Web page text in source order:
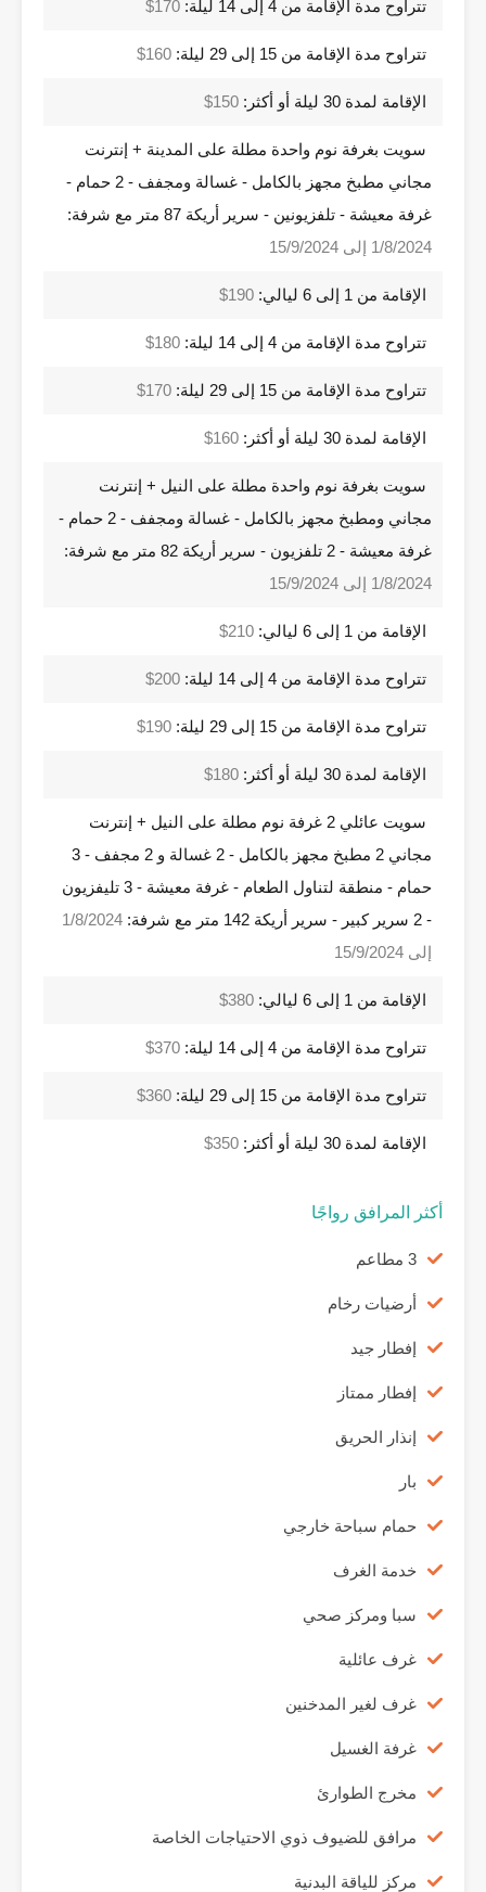
تتراوح مدة الإقامة من 4 إلى 14 ليلة: 170$
تتراوح مدة الإقامة من 15 إلى 29 ليلة: 160$
الإقامة لمدة 30 ليلة أو أكثر: 150$
سويت بغرفة نوم واحدة مطلة على المدينة + إنترنت
مجاني مطبخ مجهز بالكامل - غسالة ومجفف - 2 حمام -
غرفة معيشة - تلفزيونين - سرير أريكة 87 متر مع شرفة:
1/8/2024 إلى 15/9/2024
الإقامة من 1 إلى 6 ليالي: 190$
تتراوح مدة الإقامة من 4 إلى 14 ليلة: 180$
تتراوح مدة الإقامة من 15 إلى 29 ليلة: 170$
الإقامة لمدة 30 ليلة أو أكثر: 160$
سويت بغرفة نوم واحدة مطلة على النيل + إنترنت
مجاني ومطبخ مجهز بالكامل - غسالة ومجفف - 2 حمام -
غرفة معيشة - 2 تلفزيون - سرير أريكة 82 متر مع شرفة:
1/8/2024 إلى 15/9/2024
الإقامة من 1 إلى 6 ليالي: 210$
تتراوح مدة الإقامة من 4 إلى 14 ليلة: 200$
تتراوح مدة الإقامة من 15 إلى 29 ليلة: 190$
الإقامة لمدة 30 ليلة أو أكثر: 180$
سويت عائلي 2 غرفة نوم مطلة على النيل + إنترنت
مجاني 2 مطبخ مجهز بالكامل - 2 غسالة و 2 مجفف - 3
حمام - منطقة لتناول الطعام - غرفة معيشة - 3 تليفزيون
- 2 سرير كبير - سرير أريكة 142 متر مع شرفة:
1/8/2024
إلى 15/9/2024
الإقامة من 1 إلى 6 ليالي: 380$
تتراوح مدة الإقامة من 4 إلى 14 ليلة: 370$
تتراوح مدة الإقامة من 15 إلى 29 ليلة: 360$
الإقامة لمدة 30 ليلة أو أكثر: 350$
أكثر المرافق رواجًا
3 مطاعم
أرضيات رخام
إفطار جيد
إفطار ممتاز
إنذار الحريق
بار
حمام سباحة خارجي
خدمة الغرف
سبا ومركز صحي
غرف عائلية
غرف لغير المدخنين
غرفة الغسيل
مخرج الطوارئ
مرافق للضيوف ذوي الاحتياجات الخاصة
مركز للياقة البدنية